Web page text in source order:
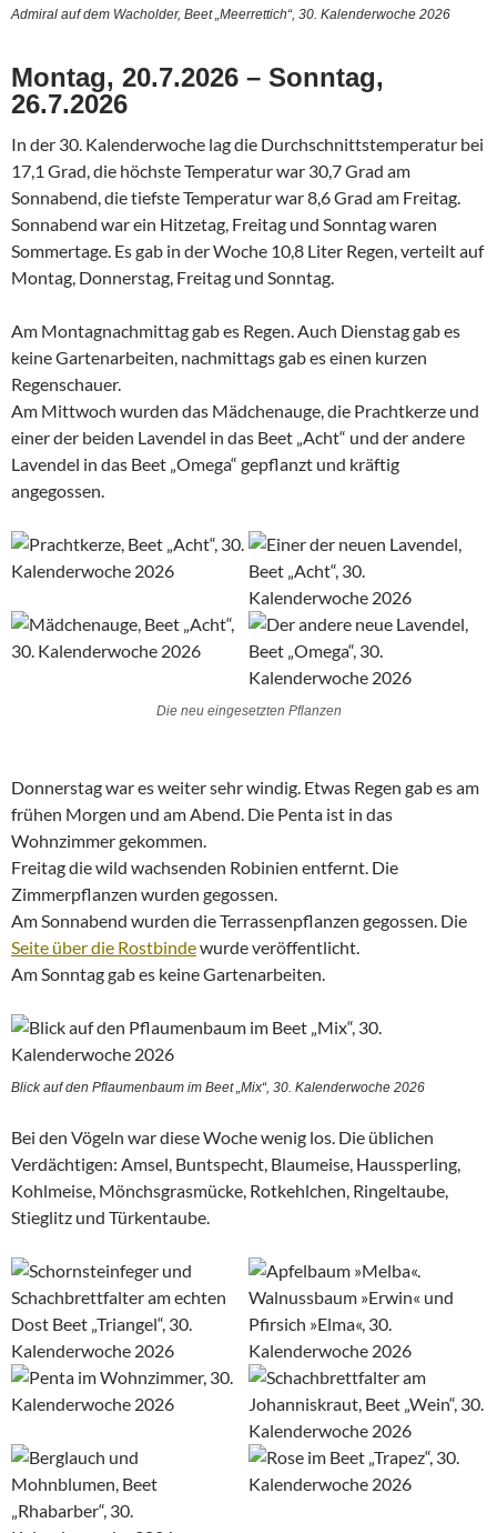
Admiral auf dem Wacholder, Beet „Meerrettich“, 30. Kalenderwoche 2026
Montag, 20.7.2026 – Sonntag,
26.7.2026
In der 30. Kalenderwoche lag die Durchschnittstemperatur bei
17,1 Grad, die höchste Temperatur war 30,7 Grad am
Sonnabend, die tiefste Temperatur war 8,6 Grad am Freitag.
Sonnabend war ein Hitzetag, Freitag und Sonntag waren
Sommertage. Es gab in der Woche 10,8 Liter Regen, verteilt auf
Montag, Donnerstag, Freitag und Sonntag.
Am Montagnachmittag gab es Regen. Auch Dienstag gab es
keine Gartenarbeiten, nachmittags gab es einen kurzen
Regenschauer.
Am Mittwoch wurden das Mädchenauge, die Prachtkerze und
einer der beiden Lavendel in das Beet „Acht“ und der andere
Lavendel in das Beet „Omega“ gepflanzt und kräftig
angegossen.
Die neu eingesetzten Pflanzen
Donnerstag war es weiter sehr windig. Etwas Regen gab es am
frühen Morgen und am Abend. Die Penta ist in das
Wohnzimmer gekommen.
Freitag die wild wachsenden Robinien entfernt. Die
Zimmerpflanzen wurden gegossen.
Am Sonnabend wurden die Terrassenpflanzen gegossen. Die
Seite über die Rostbindewurde veröffentlicht.
Am Sonntag gab es keine Gartenarbeiten.
Blick auf den Pflaumenbaum im Beet „Mix“, 30. Kalenderwoche 2026
Bei den Vögeln war diese Woche wenig los. Die üblichen
Verdächtigen: Amsel, Buntspecht, Blaumeise, Haussperling,
Kohlmeise, Mönchsgrasmücke, Rotkehlchen, Ringeltaube,
Stieglitz und Türkentaube.